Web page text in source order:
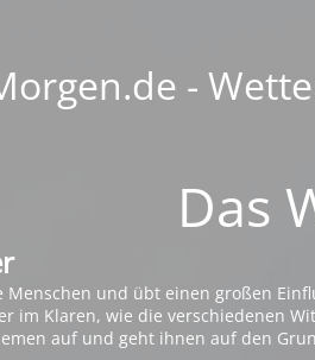
-
Das
Menschen und übt einen großen
im Klaren, wie die verschiedenen
auf und geht ihnen auf den